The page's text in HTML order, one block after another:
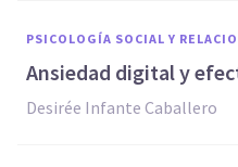
PSICOLOGÍA SOCIAL Y
Ansiedad digital y
Desirée Infante Caballero